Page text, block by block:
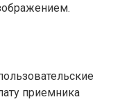
приемника